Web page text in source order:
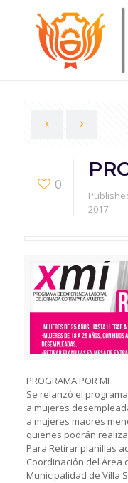
0
2017
PROGRAMA POR MI
Se relanzó el
a mujeres
a mujeres madres
quienes podrán
Para Retirar planillas
Coordinación del Área
Municipalidad de Villa